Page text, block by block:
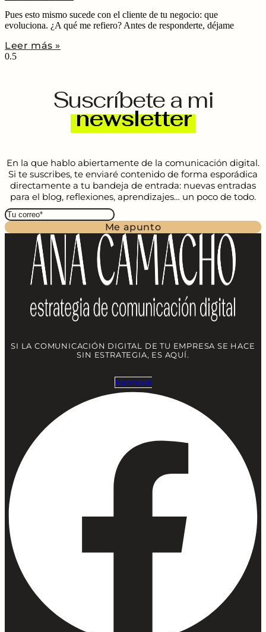
Pues esto mismo sucede con el cliente de tu negocio: que
evoluciona. ¿A qué me refiero? Antes de responderte, déjame
Leer más »
Suscríbete a mi
newsletter
En la que hablo abiertamente de la comunicación digital.
Si te suscribes, te enviaré contenido de forma esporádica
directamente a tu bandeja de entrada: nuevas entradas
para el blog, reflexiones, aprendizajes… un poco de todo.
Me apunto
SI LA COMUNICACIÓN DIGITAL DE TU EMPRESA SE HACE
SIN ESTRATEGIA, ES AQUÍ.
Facebook